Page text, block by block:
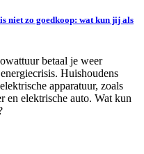
niet zo goedkoop: wat kun jij als
betaal je weer
Huishoudens
apparatuur, zoals
en elektrische auto. Wat kun